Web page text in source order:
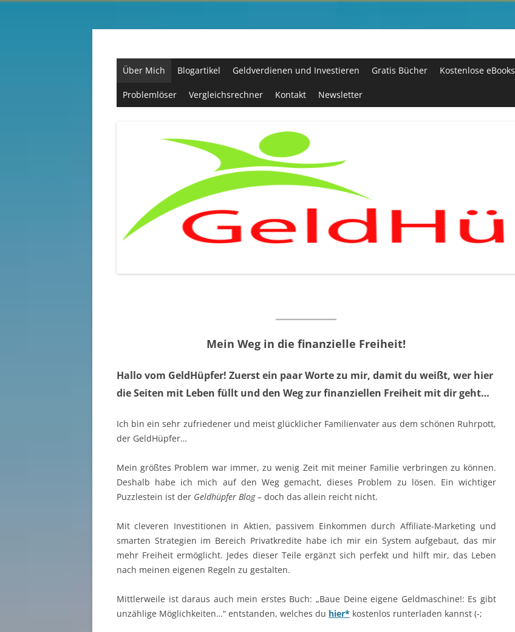
Zum
Über Mich Blogartikel Geldverdienen und Investieren Gratis Bücher Kostenlose eBooks
Problemlöser Vergleichsrechner Kontakt Newsletter
Mein Weg in die finanzielle Freiheit!
Hallo vom GeldHüpfer! Zuerst ein paar Worte zu mir, damit du weißt, wer hier
die Seiten mit Leben füllt und den Weg zur finanziellen Freiheit mit dir geht…
Ich bin ein sehr zufriedener und meist glücklicher Familienvater aus dem schönen Ruhrpott,
der GeldHüpfer…
Mein größtes Problem war immer, zu wenig Zeit mit meiner Familie verbringen zu können.
Deshalb habe ich mich auf den Weg gemacht, dieses Problem zu lösen. Ein wichtiger
Puzzlestein ist der Geldhüpfer Blog– doch das allein reicht nicht.
Mit cleveren Investitionen in Aktien, passivem Einkommen durch Affiliate-Marketing und
smarten Strategien im Bereich Privatkredite habe ich mir ein System aufgebaut, das mir
mehr Freiheit ermöglicht. Jedes dieser Teile ergänzt sich perfekt und hilft mir, das Leben
nach meinen eigenen Regeln zu gestalten.
Mittlerweile ist daraus auch mein erstes Buch: „Baue Deine eigene Geldmaschine!: Es gibt
unzählige Möglichkeiten…“ entstanden, welches du hier* kostenlos runterladen kannst (-;